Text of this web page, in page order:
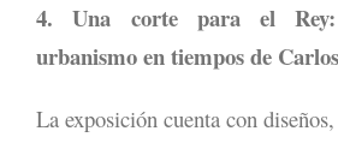
4. Una corte para el
urbanismo en tiempos de
La exposición cuenta con